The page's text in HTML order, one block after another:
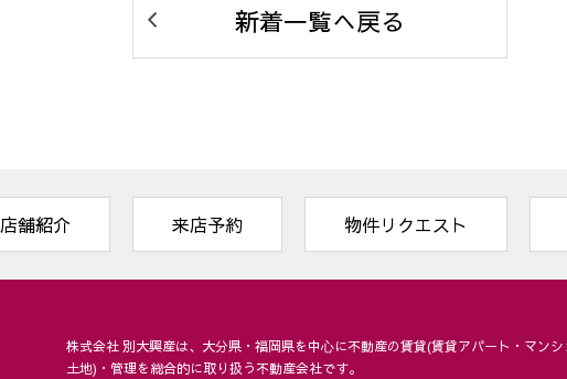
新着一覧へ戻る
店舗紹介 来店予約 物件リクエスト
株式会社 別大興産は、大分県・福岡県を中⼼に不動産の賃貸(賃貸アパート・マン
土地)・管理を総合的に取り扱う不動産会社です。